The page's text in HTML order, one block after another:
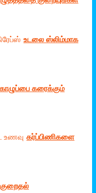
உடலை ஸ்லிம்மாக
கரைக்கும்
கர்ப்பிணிகளை
குறைதல்